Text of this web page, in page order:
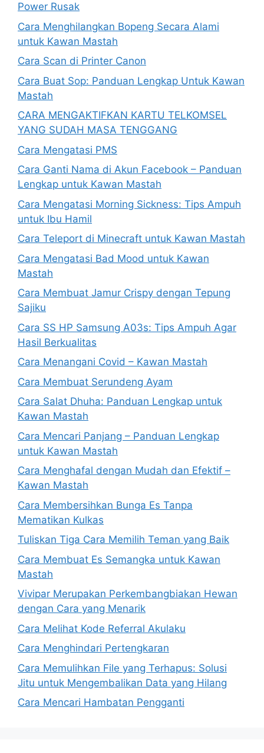
Power Rusak
Cara Menghilangkan Bopeng Secara Alami
untuk Kawan Mastah
Cara Scan di Printer Canon
Cara Buat Sop: Panduan Lengkap Untuk Kawan
Mastah
CARA MENGAKTIFKAN KARTU TELKOMSEL
YANG SUDAH MASA TENGGANG
Cara Mengatasi PMS
Cara Ganti Nama di Akun Facebook – Panduan
Lengkap untuk Kawan Mastah
Cara Mengatasi Morning Sickness: Tips Ampuh
untuk Ibu Hamil
Cara Teleport di Minecraft untuk Kawan Mastah
Cara Mengatasi Bad Mood untuk Kawan
Mastah
Cara Membuat Jamur Crispy dengan Tepung
Sajiku
Cara SS HP Samsung A03s: Tips Ampuh Agar
Hasil Berkualitas
Cara Menangani Covid – Kawan Mastah
Cara Membuat Serundeng Ayam
Cara Salat Dhuha: Panduan Lengkap untuk
Kawan Mastah
Cara Mencari Panjang – Panduan Lengkap
untuk Kawan Mastah
Cara Menghafal dengan Mudah dan Efektif –
Kawan Mastah
Cara Membersihkan Bunga Es Tanpa
Mematikan Kulkas
Tuliskan Tiga Cara Memilih Teman yang Baik
Cara Membuat Es Semangka untuk Kawan
Mastah
Vivipar Merupakan Perkembangbiakan Hewan
dengan Cara yang Menarik
Cara Melihat Kode Referral Akulaku
Cara Menghindari Pertengkaran
Cara Memulihkan File yang Terhapus: Solusi
Jitu untuk Mengembalikan Data yang Hilang
Cara Mencari Hambatan Pengganti